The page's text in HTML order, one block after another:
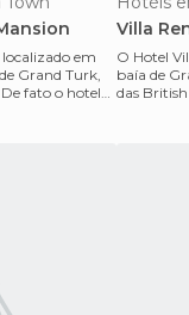
em
Grand Turk,
fato o hotel
Villa
O Hotel
baía de
das